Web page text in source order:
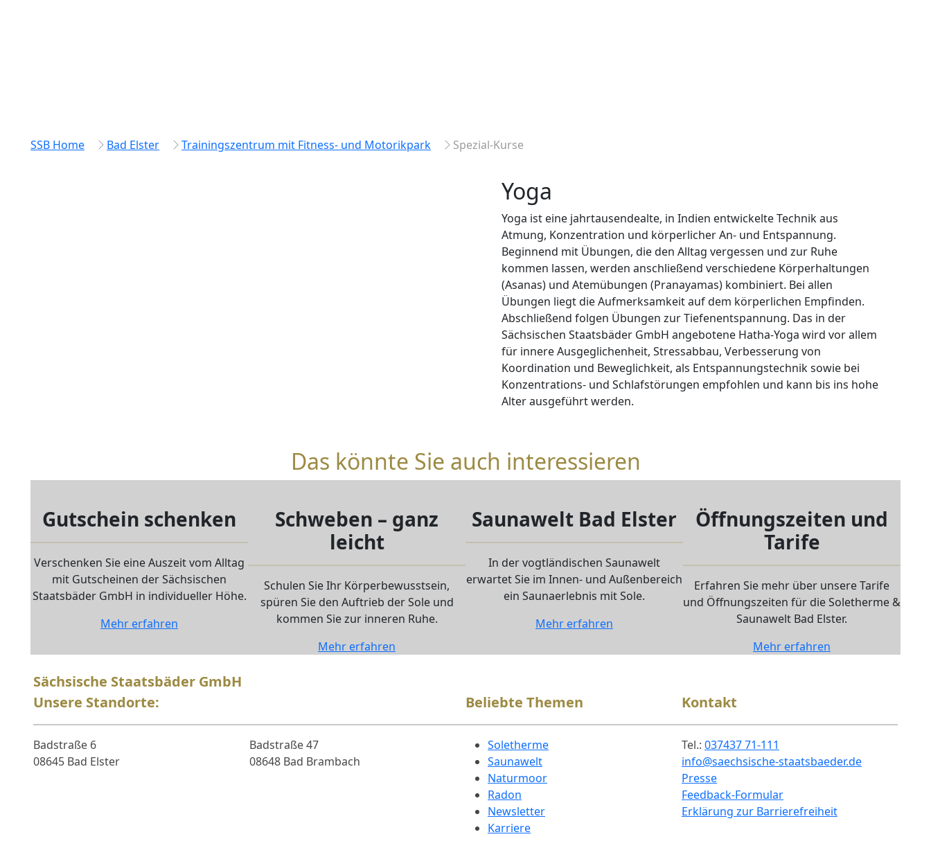
SSB Home Bad Elster Trainingszentrum mit Fitness- und Motorikpark Spezial-Kurse
Yoga
Yoga ist eine jahrtausendealte, in Indien entwickelte Technik aus
Atmung, Konzentration und körperlicher An- und Entspannung.
Beginnend mit Übungen, die den Alltag vergessen und zur Ruhe
kommen lassen, werden anschließend verschiedene Körperhaltungen
(Asanas) und Atemübungen (Pranayamas) kombiniert. Bei allen
Übungen liegt die Aufmerksamkeit auf dem körperlichen Empfinden.
Abschließend folgen Übungen zur Tiefenentspannung. Das in der
Sächsischen Staatsbäder GmbH angebotene Hatha-Yoga wird vor allem
für innere Ausgeglichenheit, Stressabbau, Verbesserung von
Koordination und Beweglichkeit, als Entspannungstechnik sowie bei
Konzentrations- und Schlafstörungen empfohlen und kann bis ins hohe
Alter ausgeführt werden.
Das könnte Sie auch interessieren
Gutschein schenken
Verschenken Sie eine Auszeit vom Alltag
mit Gutscheinen der Sächsischen
Staatsbäder GmbH in individueller Höhe.
Mehr erfahren
Schweben – ganz
leicht
Schulen Sie Ihr Körperbewusstsein,
spüren Sie den Auftrieb der Sole und
kommen Sie zur inneren Ruhe.
Mehr erfahren
Saunawelt Bad Elster
In der vogtländischen Saunawelt
erwartet Sie im Innen- und Außenbereich
ein Saunaerlebnis mit Sole.
Mehr erfahren
Öffnungszeiten und
Tarife
Erfahren Sie mehr über unsere Tarife
und Öffnungszeiten für die Soletherme &
Saunawelt Bad Elster.
Mehr erfahren
Sächsische Staatsbäder GmbH
Unsere Standorte:
Badstraße 6
08645 Bad Elster
Badstraße 47
08648 Bad Brambach
Beliebte Themen
Soletherme
Saunawelt
Naturmoor
Radon
Newsletter
Karriere
Kontakt
Tel.: 037437 71-111
info@saechsische-staatsbaeder.de
Presse
Feedback-Formular
Erklärung zur Barrierefreiheit